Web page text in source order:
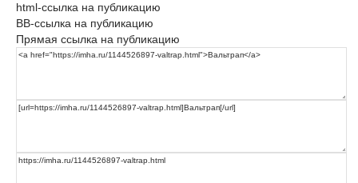
html-ссылка на публикацию
BB-ссылка на публикацию
Прямая ссылка на публикацию